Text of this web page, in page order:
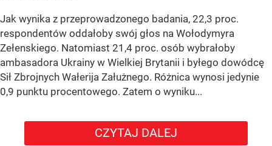
Jak wynika z przeprowadzonego badania, 22,3 proc.
respondentów oddałoby swój głos na Wołodymyra
Zełenskiego. Natomiast 21,4 proc. osób wybrałoby
ambasadora Ukrainy w Wielkiej Brytanii i byłego dowódcę
Sił Zbrojnych Wałerija Załużnego. Różnica wynosi jedynie
0,9 punktu procentowego. Zatem o wyniku...
CZYTAJ DALEJ